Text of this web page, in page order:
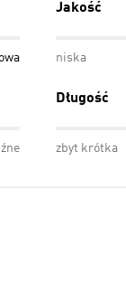
Jakość
niska
Długość
zbyt krótka